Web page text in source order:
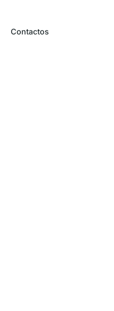
Contactos